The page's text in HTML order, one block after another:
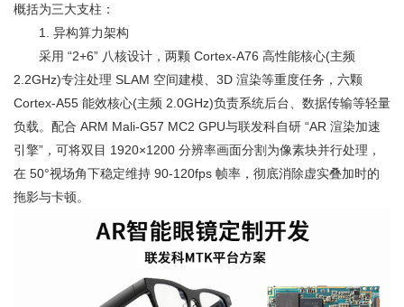
概括为三大支柱：
1. 异构算力架构
采用 “2+6” 八核设计，两颗 Cortex-A76 高性能核心(主频
2.2GHz)专注处理 SLAM 空间建模、3D 渲染等重度任务，六颗
Cortex-A55 能效核心(主频 2.0GHz)负责系统后台、数据传输等轻量
负载。配合 ARM Mali-G57 MC2 GPU与联发科自研 “AR 渲染加速
引擎”，可将双目 1920×1200 分辨率画面分割为像素块并行处理，
在 50°视场角下稳定维持 90-120fps 帧率，彻底消除虚实叠加时的
拖影与卡顿。